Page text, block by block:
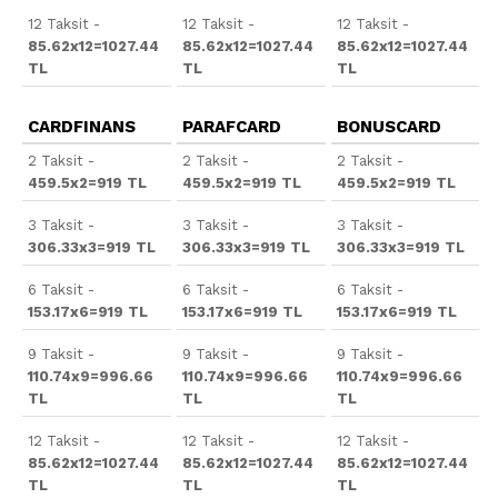
12 Taksit -
85.62x12=1027.44
TL
12 Taksit -
85.62x12=1027.44
TL
12 Taksit -
85.62x12=1027.44
TL
CARDFINANS
2 Taksit -
459.5x2=919 TL
3 Taksit -
306.33x3=919 TL
6 Taksit -
153.17x6=919 TL
9 Taksit -
110.74x9=996.66
TL
12 Taksit -
85.62x12=1027.44
TL
PARAFCARD
2 Taksit -
459.5x2=919 TL
3 Taksit -
306.33x3=919 TL
6 Taksit -
153.17x6=919 TL
9 Taksit -
110.74x9=996.66
TL
12 Taksit -
85.62x12=1027.44
TL
BONUSCARD
2 Taksit -
459.5x2=919 TL
3 Taksit -
306.33x3=919 TL
6 Taksit -
153.17x6=919 TL
9 Taksit -
110.74x9=996.66
TL
12 Taksit -
85.62x12=1027.44
TL